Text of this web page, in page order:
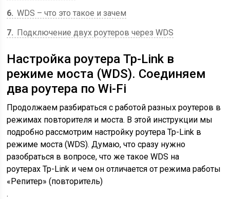
6 WDS – что это такое и зачем
7
Подключение двух роутеров через WDS
Настройка роутера Tp-Link в
режиме моста (WDS). Соединяем
два роутера по Wi-Fi
Продолжаем разбираться с работой разных роутеров в
режимах повторителя и моста. В этой инструкции мы
подробно рассмотрим настройку роутера Tp-Link в
режиме моста (WDS). Думаю, что сразу нужно
разобраться в вопросе, что же такое WDS на
роутерах Tp-Link и чем он отличается от режима работы
«Репитер»(повторитель)
.